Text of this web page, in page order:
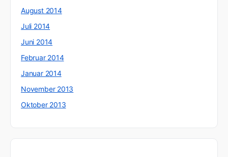
August 2014
Juli 2014
Juni 2014
Februar 2014
Januar 2014
November 2013
Oktober 2013